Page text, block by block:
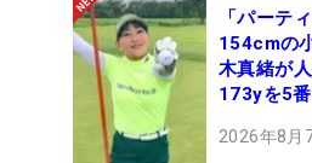
「パーテ
154cmの
木真緒が
173yを5
2026年8月